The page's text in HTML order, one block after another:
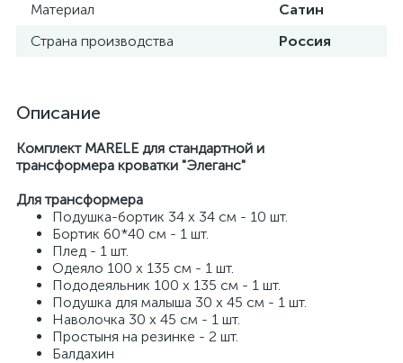
Материал
Сатин
Страна производства
Россия
Описание
Комплект MARELE для стандартной и
трансформера кроватки "Элеганс"
Для трансформера
Подушка-бортик 34 х 34 см - 10 шт.
Бортик 60*40 см - 1 шт.
Плед - 1 шт.
Одеяло 100 х 135 см - 1 шт.
Пододеяльник 100 х 135 см - 1 шт.
Подушка для малыша 30 х 45 см - 1 шт.
Наволочка 30 х 45 см - 1 шт.
Простыня на резинке - 2 шт.
Балдахин